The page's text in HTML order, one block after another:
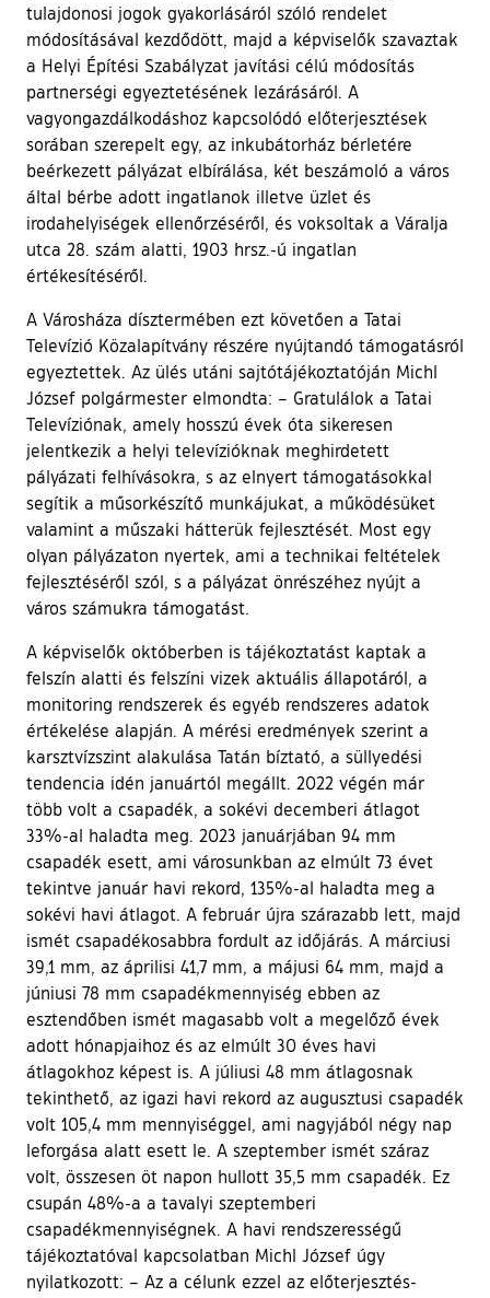
tulajdonosi jogok gyakorlásáról szóló rendelet
módosításával kezdődött, majd a képviselők szavaztak
a Helyi Építési Szabályzat javítási célú módosítás
partnerségi egyeztetésének lezárásáról. A
vagyongazdálkodáshoz kapcsolódó előterjesztések
sorában szerepelt egy, az inkubátorház bérletére
beérkezett pályázat elbírálása, két beszámoló a város
által bérbe adott ingatlanok illetve üzlet és
irodahelyiségek ellenőrzéséről, és voksoltak a Váralja
utca 28. szám alatti, 1903 hrsz.-ú ingatlan
értékesítéséről.
A Városháza dísztermében ezt követően a Tatai
Televízió Közalapítvány részére nyújtandó támogatásról
egyeztettek. Az ülés utáni sajtótájékoztatóján Michl
József polgármester elmondta: – Gratulálok a Tatai
Televíziónak, amely hosszú évek óta sikeresen
jelentkezik a helyi televízióknak meghirdetett
pályázati felhívásokra, s az elnyert támogatásokkal
segítik a műsorkészítő munkájukat, a működésüket
valamint a műszaki hátterük fejlesztését. Most egy
olyan pályázaton nyertek, ami a technikai feltételek
fejlesztéséről szól, s a pályázat önrészéhez nyújt a
város számukra támogatást.
A képviselők októberben is tájékoztatást kaptak a
felszín alatti és felszíni vizek aktuális állapotáról, a
monitoring rendszerek és egyéb rendszeres adatok
értékelése alapján. A mérési eredmények szerint a
karsztvízszint alakulása Tatán bíztató, a süllyedési
tendencia idén januártól megállt. 2022 végén már
több volt a csapadék, a sokévi decemberi átlagot
33%-al haladta meg. 2023 januárjában 94 mm
csapadék esett, ami városunkban az elmúlt 73 évet
tekintve január havi rekord, 135%-al haladta meg a
sokévi havi átlagot. A február újra szárazabb lett, majd
ismét csapadékosabbra fordult az időjárás. A márciusi
39,1 mm, az áprilisi 41,7 mm, a májusi 64 mm, majd a
júniusi 78 mm csapadékmennyiség ebben az
esztendőben ismét magasabb volt a megelőző évek
adott hónapjaihoz és az elmúlt 30 éves havi
átlagokhoz képest is. A júliusi 48 mm átlagosnak
tekinthető, az igazi havi rekord az augusztusi csapadék
volt 105,4 mm mennyiséggel, ami nagyjából négy nap
leforgása alatt esett le. A szeptember ismét száraz
volt, összesen öt napon hullott 35,5 mm csapadék. Ez
csupán 48%-a a tavalyi szeptemberi
csapadékmennyiségnek. A havi rendszerességű
tájékoztatóval kapcsolatban Michl József úgy
nyilatkozott: – Az a célunk ezzel az előterjesztés-